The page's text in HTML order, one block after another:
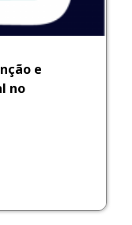
e
no